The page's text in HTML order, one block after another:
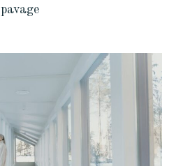
pavage